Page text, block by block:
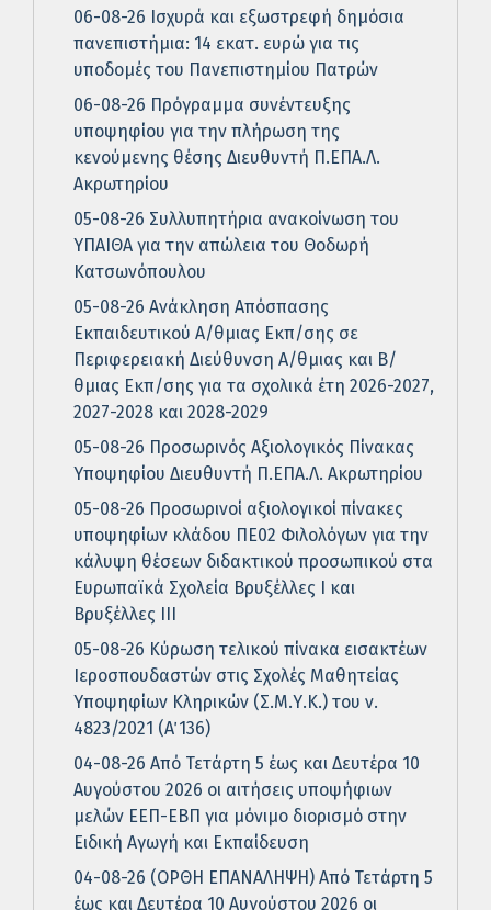
06-08-26 Ισχυρά και εξωστρεφή δημόσια
πανεπιστήμια: 14 εκατ. ευρώ για τις
υποδομές του Πανεπιστημίου Πατρών
06-08-26 Πρόγραμμα συνέντευξης
υποψηφίου για την πλήρωση της
κενούμενης θέσης Διευθυντή Π.ΕΠΑ.Λ.
Ακρωτηρίου
05-08-26 Συλλυπητήρια ανακοίνωση του
ΥΠΑΙΘΑ για την απώλεια του Θοδωρή
Κατσωνόπουλου
05-08-26 Ανάκληση Απόσπασης
Εκπαιδευτικού Α/θμιας Εκπ/σης σε
Περιφερειακή Διεύθυνση Α/θμιας και Β/
θμιας Εκπ/σης για τα σχολικά έτη 2026-2027,
2027-2028 και 2028-2029
05-08-26 Προσωρινός Αξιολογικός Πίνακας
Υποψηφίου Διευθυντή Π.ΕΠΑ.Λ. Ακρωτηρίου
05-08-26 Προσωρινοί αξιολογικοί πίνακες
υποψηφίων κλάδου ΠΕ02 Φιλολόγων για την
κάλυψη θέσεων διδακτικού προσωπικού στα
Ευρωπαϊκά Σχολεία Βρυξέλλες Ι και
Βρυξέλλες ΙΙΙ
05-08-26 Κύρωση τελικού πίνακα εισακτέων
Ιεροσπουδαστών στις Σχολές Μαθητείας
Υποψηφίων Κληρικών (Σ.Μ.Υ.Κ.) του ν.
4823/2021 (Α΄ 136)
04-08-26 Από Τετάρτη 5 έως και Δευτέρα 10
Αυγούστου 2026 οι αιτήσεις υποψήφιων
μελών ΕΕΠ-ΕΒΠ για μόνιμο διορισμό στην
Ειδική Αγωγή και Εκπαίδευση
04-08-26 (ΟΡΘΗ ΕΠΑΝΑΛΗΨΗ) Από Τετάρτη 5
έως και Δευτέρα 10 Αυγούστου 2026 οι